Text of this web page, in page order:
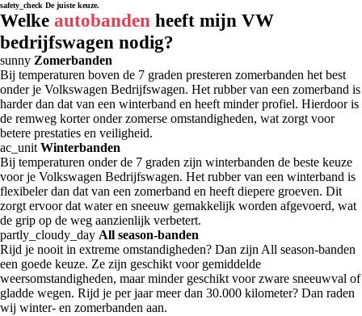
safety_check De juiste keuze.
Welke autobanden heeft mijn VW
bedrijfswagen nodig?
sunny Zomerbanden
Bij temperaturen boven de 7 graden presteren zomerbanden het best
onder je Volkswagen Bedrijfswagen. Het rubber van een zomerband is
harder dan dat van een winterband en heeft minder profiel. Hierdoor is
de remweg korter onder zomerse omstandigheden, wat zorgt voor
betere prestaties en veiligheid.
ac_unit Winterbanden
Bij temperaturen onder de 7 graden zijn winterbanden de beste keuze
voor je Volkswagen Bedrijfswagen. Het rubber van een winterband is
flexibeler dan dat van een zomerband en heeft diepere groeven. Dit
zorgt ervoor dat water en sneeuw gemakkelijk worden afgevoerd, wat
de grip op de weg aanzienlijk verbetert.
partly_cloudy_day All season-banden
Rijd je nooit in extreme omstandigheden? Dan zijn All season-banden
een goede keuze. Ze zijn geschikt voor gemiddelde
weersomstandigheden, maar minder geschikt voor zware sneeuwval of
gladde wegen. Rijd je per jaar meer dan 30.000 kilometer? Dan raden
wij winter- en zomerbanden aan.